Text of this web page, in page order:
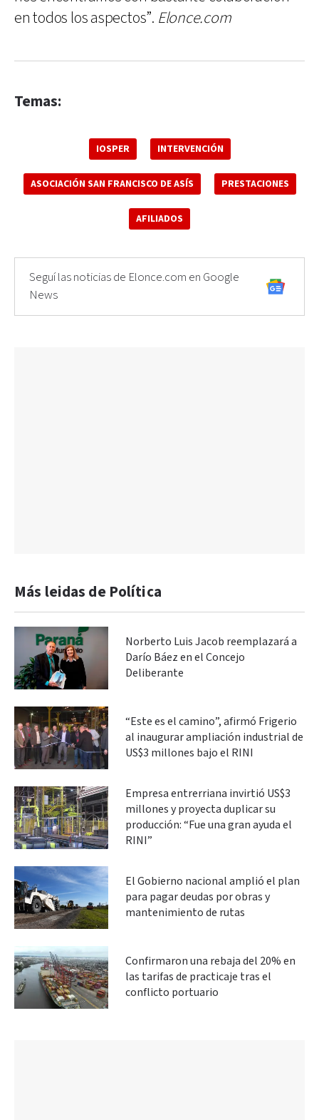
en todos los aspectos”. Elonce.com
Temas:
IOSPER INTERVENCIÓN
ASOCIACIÓN SAN FRANCISCO DE ASÍS PRESTACIONES
AFILIADOS
Seguí las noticias de Elonce.com en Google
News
Más leidas de Política
Norberto Luis Jacob reemplazará a
Darío Báez en el Concejo
Deliberante
“Este es el camino”, afirmó Frigerio
al inaugurar ampliación industrial de
US$3 millones bajo el RINI
Empresa entrerriana invirtió US$3
millones y proyecta duplicar su
producción: “Fue una gran ayuda el
RINI”
El Gobierno nacional amplió el plan
para pagar deudas por obras y
mantenimiento de rutas
Confirmaron una rebaja del 20% en
las tarifas de practicaje tras el
conflicto portuario